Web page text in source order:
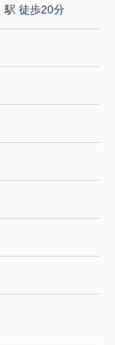
駅 徒歩20分